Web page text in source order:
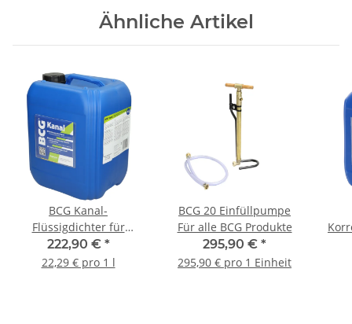
Ähnliche Artikel
BCG Kanal-
Flüssigdichter für
Abwassersysteme im
Außenbereich 10 Liter
222,90 € *
22,29 € pro 1 l
BCG 20 Einfüllpumpe
Für alle BCG Produkte
295,90 € *
295,90 € pro 1 Einheit